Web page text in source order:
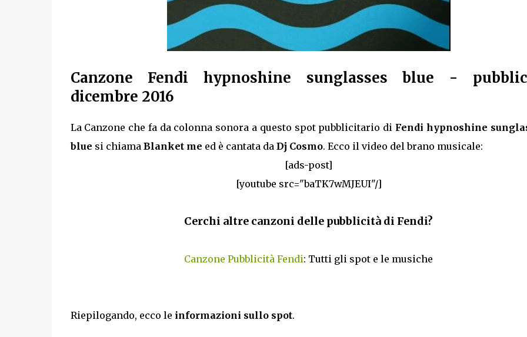
Canzone Fendi hypnoshine sunglasses blue -
dicembre 2016
La Canzone che fa da colonna sonora a questo spot pubblicitario di Fendi hypnoshine
blue si chiama Blanket me ed è cantata da Dj Cosmo. Ecco il video del brano musicale:
[ads-post]
[youtube src="baTK7wMJEUI"/]
Cerchi altre canzoni delle pubblicità di Fendi?
Canzone Pubblicità Fendi: Tutti gli spot e le musiche
Riepilogando, ecco le informazioni sullo spot.